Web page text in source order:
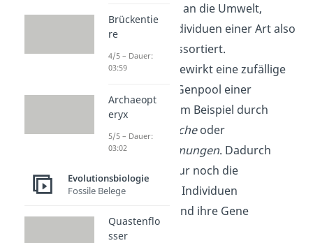
Angepasstheit an die Umwelt,
werden die Individuen einer Art also
sozusagen aussortiert.
Gendrift
Er bewirkt eine zufällige
Änderung im Genpool einer
Population, zum Beispiel durch
Vulkanausbrücheoder
Überschwemmungen. Dadurch
können sich nur noch die
überlebenden Individuen
fortpflanzen und ihre Gene
weitergeben.
Brückentie
re
4/5 – Dauer:
03:59
Archaeopt
eryx
5/5 – Dauer:
03:02
Evolutionsbiologie
Fossile Belege
Quastenflo
sser